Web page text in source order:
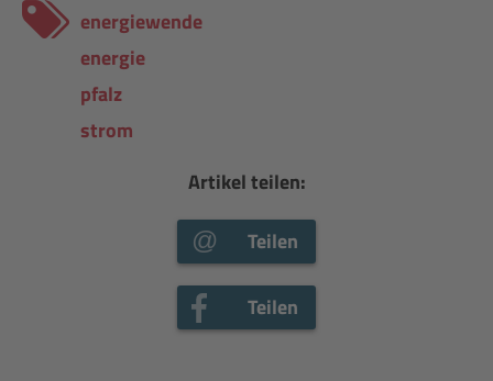
energiewende
energie
pfalz
strom
Artikel teilen:
Teilen
Teilen